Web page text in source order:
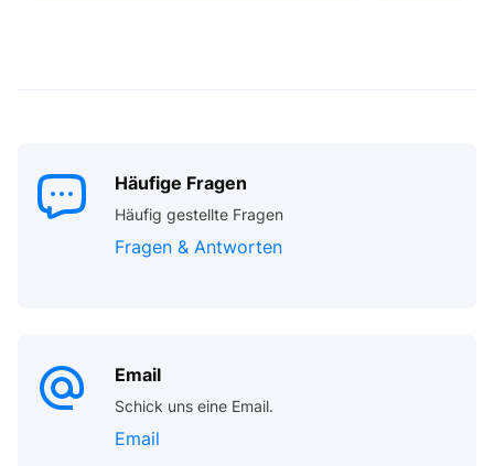
Häufige Fragen
Häufig gestellte Fragen
Fragen & Antworten
Email
Schick uns eine Email.
Email